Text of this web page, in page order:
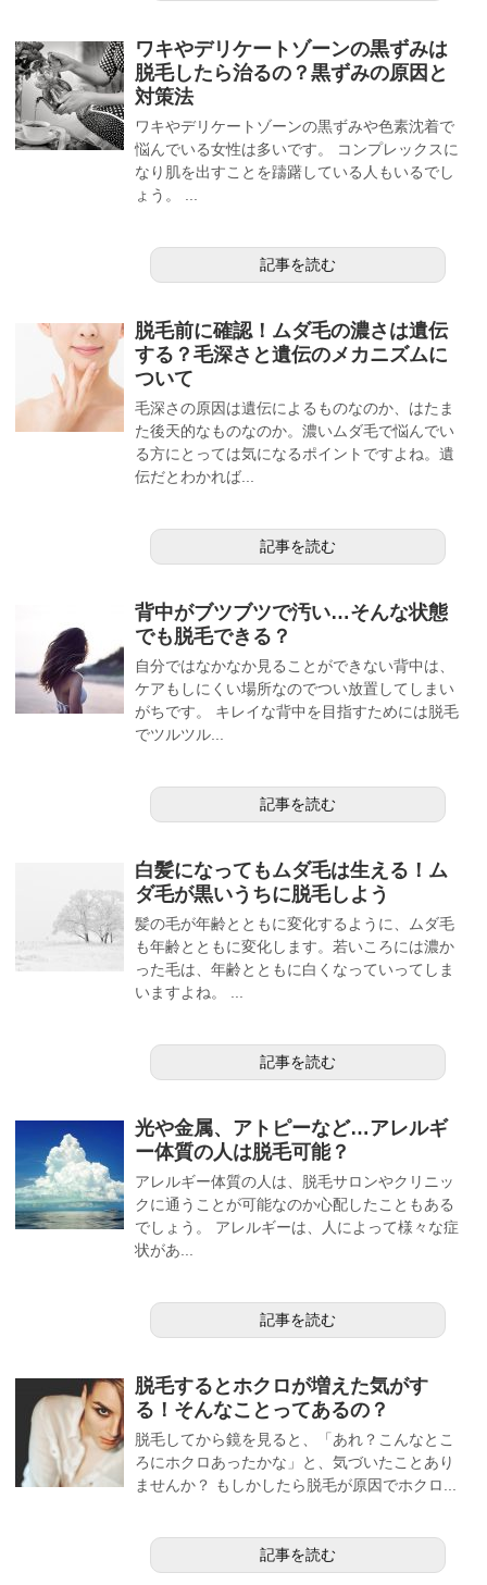
ワキやデリケートゾーンの黒ずみは
脱毛したら治るの？黒ずみの原因と
対策法
ワキやデリケートゾーンの黒ずみや色素沈着で
悩んでいる女性は多いです。 コンプレックスに
なり肌を出すことを躊躇している人もいるでし
ょう。 ...
記事を読む
脱毛前に確認！ムダ毛の濃さは遺伝
する？毛深さと遺伝のメカニズムに
ついて
毛深さの原因は遺伝によるものなのか、はたま
た後天的なものなのか。濃いムダ毛で悩んでい
る方にとっては気になるポイントですよね。遺
伝だとわかれば...
記事を読む
背中がブツブツで汚い…そんな状態
でも脱毛できる？
自分ではなかなか見ることができない背中は、
ケアもしにくい場所なのでつい放置してしまい
がちです。 キレイな背中を目指すためには脱毛
でツルツル...
記事を読む
白髪になってもムダ毛は生える！ム
ダ毛が黒いうちに脱毛しよう
髪の毛が年齢とともに変化するように、ムダ毛
も年齢とともに変化します。若いころには濃か
った毛は、年齢とともに白くなっていってしま
いますよね。 ...
記事を読む
光や金属、アトピーなど…アレルギ
ー体質の人は脱毛可能？
アレルギー体質の人は、脱毛サロンやクリニッ
クに通うことが可能なのか心配したこともある
でしょう。 アレルギーは、人によって様々な症
状があ...
記事を読む
脱毛するとホクロが増えた気がす
る！そんなことってあるの？
脱毛してから鏡を見ると、「あれ？こんなとこ
ろにホクロあったかな」と、気づいたことあり
ませんか？ もしかしたら脱毛が原因でホクロ...
記事を読む